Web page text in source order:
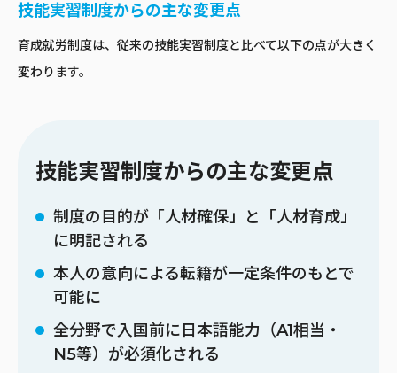
技能実習制度からの主な変更点
育成就労制度は、従来の技能実習制度と比べて以下の点が大きく
変わります。
技能実習制度からの主な変更点
制度の目的が「人材確保」と「人材育成」
に明記される
本人の意向による転籍が一定条件のもとで
可能に
全分野で入国前に日本語能力（A1相当・
N5等）が必須化される